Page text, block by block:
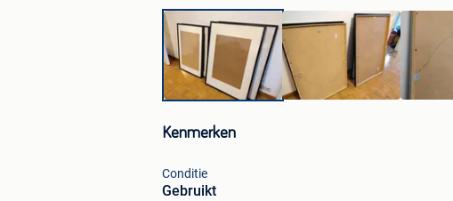
Kenmerken
Conditie
Gebruikt